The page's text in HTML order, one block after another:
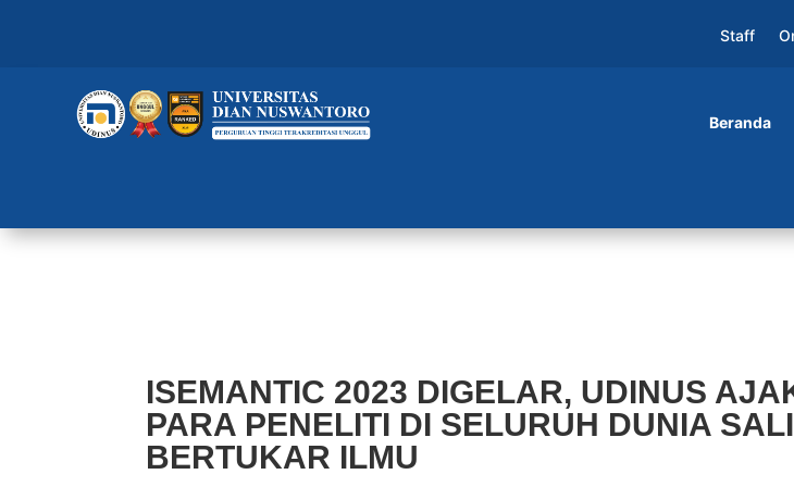
Staff
Beranda
ISEMANTIC 2023 DIGELAR, UDINUS
PARA PENELITI DI SELURUH DUNIA
BERTUKAR ILMU